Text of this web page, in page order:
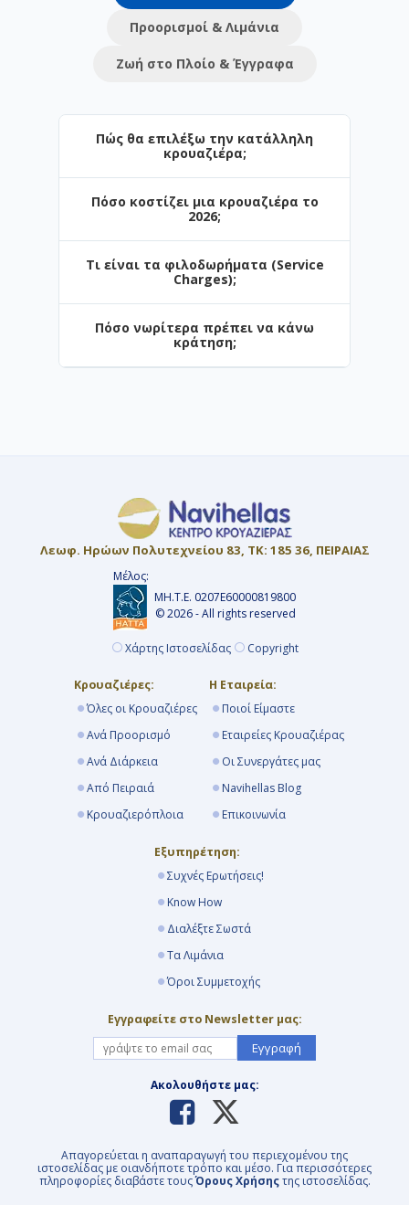
Προορισμοί & Λιμάνια
Ζωή στο Πλοίο & Έγγραφα
Πώς θα επιλέξω την κατάλληλη
κρουαζιέρα;
Η επιλογή εξαρτάται από τον προορισμό
και το στυλ των διακοπών σας. Στο
Navihellas προσφέρουμε από σύντομες
3ήμερες αποδράσεις έως πολυήμερες
κρουαζιέρες. Αν ταξιδεύετε πρώτη φορά,
το Αιγαίο είναι η ιδανική αρχή.
Πόσο κοστίζει μια κρουαζιέρα το
2026;
Οι τιμές ξεκινούν από μόλις €. Το
κόστος επηρεάζεται από την περίοδο
κράτησης, τον τύπο της καμπίνας και τις
παροχές (π.χ. πακέτα ποτών).
Τι είναι τα φιλοδωρήματα (Service
Charges);
Είναι μια ημερήσια χρέωση για το
προσωπικό. Σε ορισμένες εταιρείες (π.χ.
Celestyal) περιλαμβάνονται στην τιμή,
Πόσο νωρίτερα πρέπει να κάνω
κράτηση;
Λεωφ. Ηρώων Πολυτεχνείου 83, ΤΚ: 185 36, ΠΕΙΡΑΙΑΣ
Μέλος:
ΜΗ.Τ.Ε. 0207Ε60000819800
© 2026 - All rights reserved
Χάρτης Ιστοσελίδας Copyright
Κρουαζιέρες:
Όλες οι Κρουαζιέρες
Ανά Προορισμό
Ανά Διάρκεια
Από Πειραιά
Κρουαζιερόπλοια
Η Εταιρεία:
Ποιοί Είμαστε
Εταιρείες Κρουαζιέρας
Οι Συνεργάτες μας
Navihellas Blog
Επικοινωνία
Εξυπηρέτηση:
Συχνές Ερωτήσεις!
Know How
Διαλέξτε Σωστά
Τα Λιμάνια
Όροι Συμμετοχής
Εγγραφείτε στο Newsletter μας:
Εγγραφή
Ακολουθήστε μας:
Απαγορεύεται η αναπαραγωγή του περιεχομένου της
ιστοσελίδας με οιανδήποτε τρόπο και μέσο. Για περισσότερες
πληροφορίες διαβάστε τουςΌρους Χρήσηςτης ιστοσελίδας.